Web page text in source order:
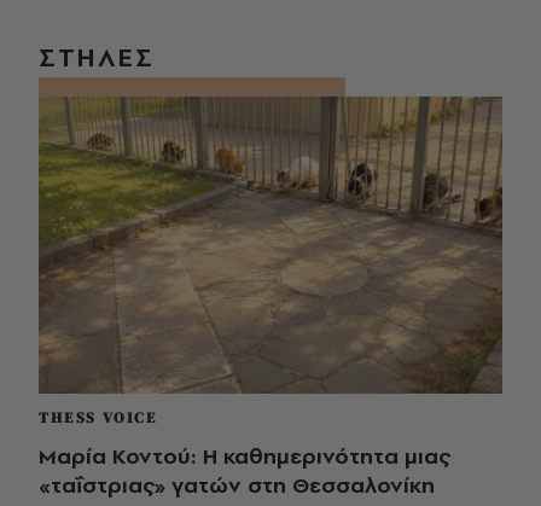
ΣΤΗΛΕΣ
THESS VOICE
Μαρία Κοντού: Η καθημερινότητα μιας
«ταΐστριας» γατών στη Θεσσαλονίκη